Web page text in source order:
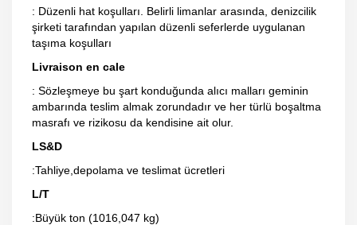
: Düzenli hat koşulları. Belirli limanlar arasında, denizcilik
şirketi tarafından yapılan düzenli seferlerde uygulanan
taşıma koşulları
Livraison en cale
: Sözleşmeye bu şart konduğunda alıcı malları geminin
ambarında teslim almak zorundadır ve her türlü boşaltma
masrafı ve rizikosu da kendisine ait olur.
LS&D
:Tahliye,depolama ve teslimat ücretleri
L/T
:Büyük ton (1016,047 kg)